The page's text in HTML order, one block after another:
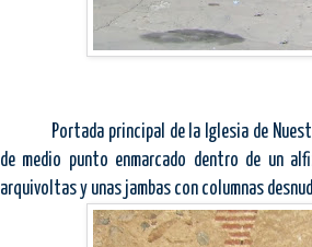
Portada principal de la Iglesia de
de medio punto enmarcado dentro de un
arquivoltas y unas jambas con columnas